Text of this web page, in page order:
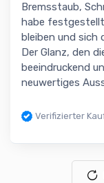
Bremsstaub,
habe
bleiben und sich
Der Glanz, den
beeindruckend
neuwertiges
Verifizierter